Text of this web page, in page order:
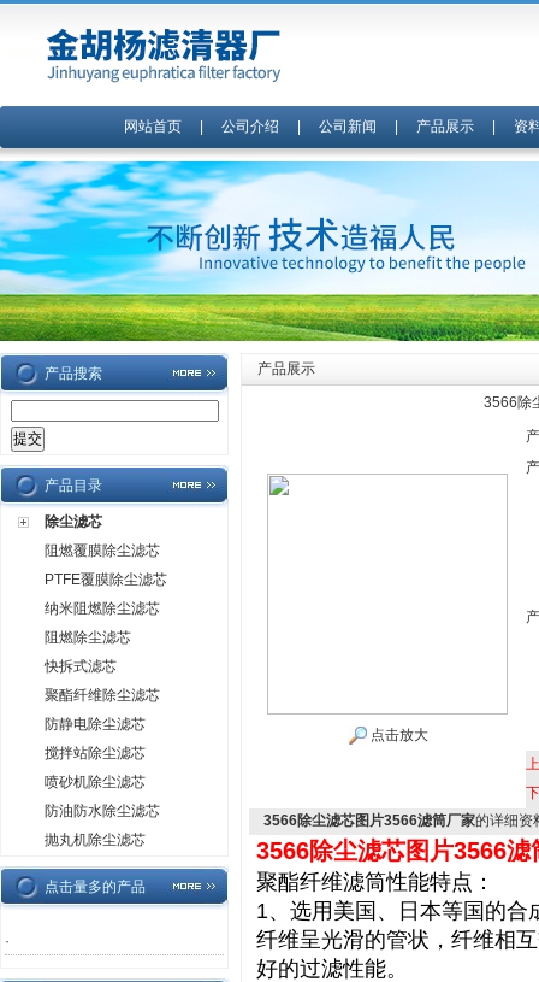
网站首页| 公司介绍 公司新闻 产品展示| 资
产品搜索
产品目录
除尘滤芯
阻燃覆膜除尘滤芯
PTFE覆膜除尘滤芯
纳米阻燃除尘滤芯
阻燃除尘滤芯
快拆式滤芯
聚酯纤维除尘滤芯
防静电除尘滤芯
搅拌站除尘滤芯
喷砂机除尘滤芯
防油防水除尘滤芯
抛丸机除尘滤芯
点击量多的产品
·
产品展示
3566除
点击放大
3566除尘滤芯图片3566滤筒厂家的详细资
3566除尘滤芯图片3566滤
聚酯纤维滤筒性能特点：
1、选用美国、日本等国的
纤维呈光滑的管状，纤维相
好的过滤性能。